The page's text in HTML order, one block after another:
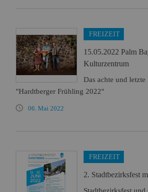
FREIZEIT
15.05.2022 Palm
Kulturzentrum
Das achte und
"Hardtberger Frühling 2022"
06. Mai 2022
FREIZEIT
2. Stadtbezirksfest
Stadtbezirksfest und